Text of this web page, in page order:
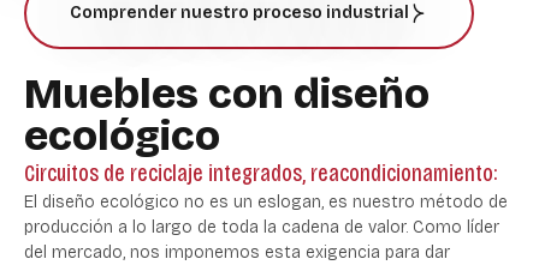
Comprender nuestro proceso industrial
Muebles con diseño
ecológico
Circuitos de reciclaje integrados, reacondicionamiento:
El diseño ecológico no es un eslogan, es nuestro método de
producción a lo largo de toda la cadena de valor. Como líder
del mercado, nos imponemos esta exigencia para dar